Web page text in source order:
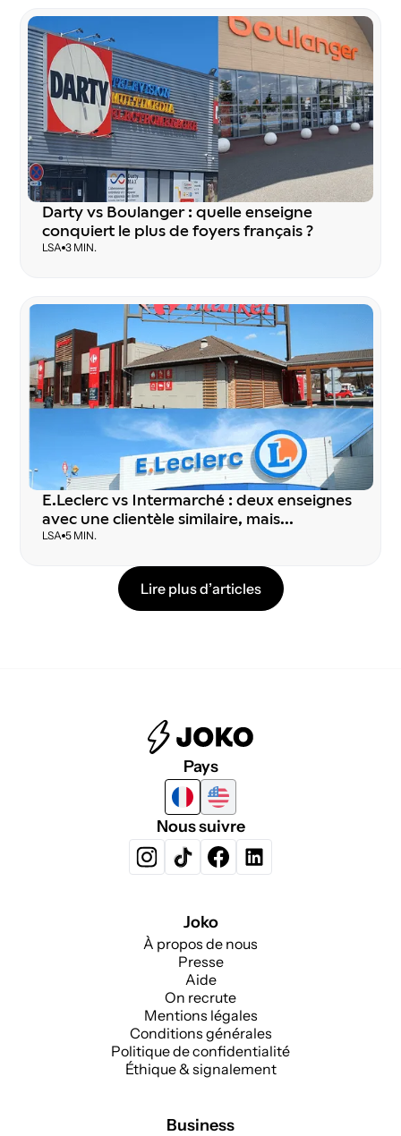
Darty vs Boulanger : quelle enseigne
conquiert le plus de foyers français ?
LSA 3 MIN.
E.Leclerc vs Intermarché : deux enseignes
avec une clientèle similaire, mais...
LSA 5 MIN.
Lire plusd’articles
Pays
Nous suivre
Joko
À propos de nous
Presse
Aide
On recrute
Mentions légales
Conditions générales
Politique de confidentialité
Éthique & signalement
Business